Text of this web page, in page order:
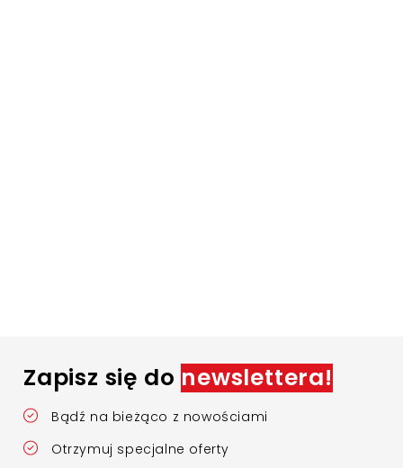
Zapisz się do newslettera!
Bądź na bieżąco z nowościami
Otrzymuj specjalne oferty